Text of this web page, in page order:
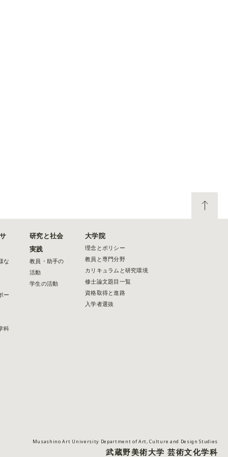
な
ー
科
研究と社会
実践
教員・助手の
活動
学生の活動
大学院
理念とポリシー
教員と専門分野
カリキュラムと研究環境
修士論文題目一覧
資格取得と進路
入学者選抜
Musashino Art University Department of Art, Culture and Design Studies
武蔵野美術大学 芸術文化学科